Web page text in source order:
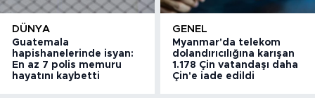
DÜNYA
Guatemala
hapishanelerinde isyan:
En az 7 polis memuru
hayatını kaybetti
GENEL
Myanmar'da telekom
dolandırıcılığına karışan
1.178 Çin vatandaşı daha
Çin'e iade edildi